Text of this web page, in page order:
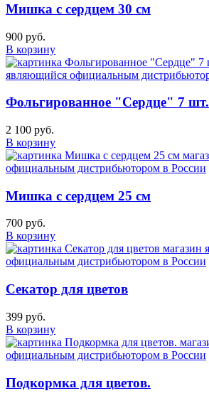
Мишка с сердцем 30 см
900 руб.
В корзину
Фольгированное "Сердце" 7 шт.
2 100 руб.
В корзину
Мишка с сердцем 25 см
700 руб.
В корзину
Секатор для цветов
399 руб.
В корзину
Подкормка для цветов.